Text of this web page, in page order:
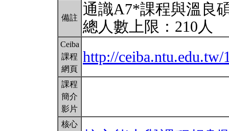
備註
通識A7*課程與溫良
總人數上限：210人
Ceiba
課程
網頁
http://ceiba.ntu.edu.tw/
課程
簡介
影片
核心